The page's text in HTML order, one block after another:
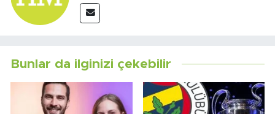
Bunlar da ilginizi çekebilir